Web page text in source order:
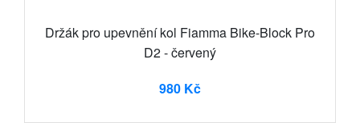
Držák pro upevnění kol Fiamma Bike-Block Pro
D2 - červený
980 Kč